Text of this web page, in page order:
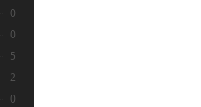
0
0
5
2
0